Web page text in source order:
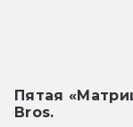
Пятая
Bros.